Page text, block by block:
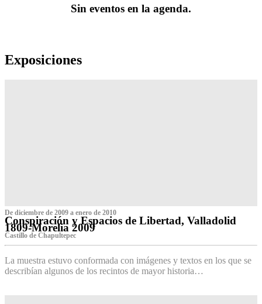
Sin eventos en la agenda.
Exposiciones
De diciembre de 2009 a enero de 2010
Conspiración y Espacios de Libertad, Valladolid
1809-Morelia 2009
Castillo de Chapultepec
La muestra estuvo conformada con imágenes y textos en los que se
describían algunos de los recintos de mayor historia…